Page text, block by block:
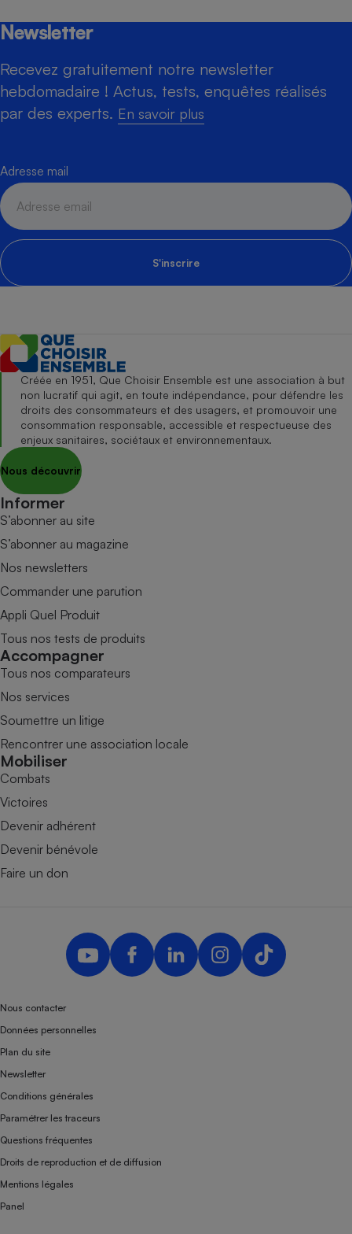
Newsletter
Recevez gratuitement notre newsletter
hebdomadaire ! Actus, tests, enquêtes réalisés
par des experts. En savoir plus
Adresse mail
S'inscrire
Créée en 1951, Que Choisir Ensemble est une association à but
non lucratif qui agit, en toute indépendance, pour défendre les
droits des consommateurs et des usagers, et promouvoir une
consommation responsable, accessible et respectueuse des
enjeux sanitaires, sociétaux et environnementaux.
Nous découvrir
Informer
S’abonner au site
S’abonner au magazine
Nos newsletters
Commander une parution
Appli Quel Produit
Tous nos tests de produits
Accompagner
Tous nos comparateurs
Nos services
Soumettre un litige
Rencontrer une association locale
Mobiliser
Combats
Victoires
Devenir adhérent
Devenir bénévole
Faire un don
Nous contacter
Données personnelles
Plan du site
Newsletter
Conditions générales
Paramétrer les traceurs
Questions fréquentes
Droits de reproduction et de diffusion
Mentions légales
Panel